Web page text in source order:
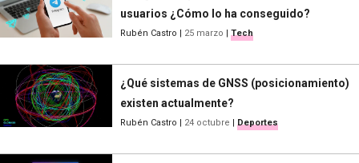
usuarios ¿Cómo lo ha conseguido?
Rubén Castro | 25 marzo | Tech
¿Qué sistemas de GNSS (posicionamiento)
existen actualmente?
Rubén Castro | 24 octubre | Deportes